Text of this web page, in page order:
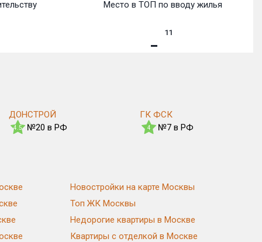
Место в ТОП по вводу жилья
11
ДОНСТРОЙ
4.5 №20 в РФ
ГК ФСК
4 №7 в РФ
Новостройки на карте Москвы
Топ ЖК Москвы
Недорогие квартиры в Москве
Квартиры с отделкой в Москве